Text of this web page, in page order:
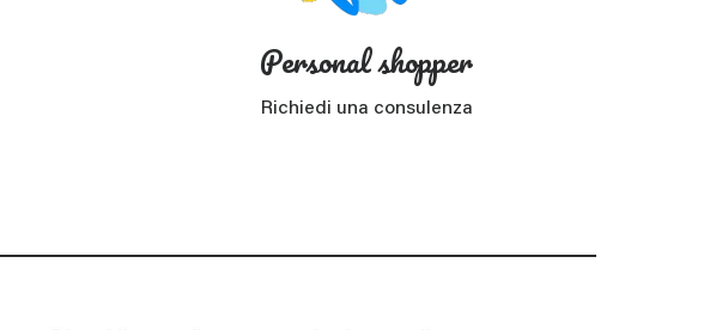
Personal shopper
Richiedi una consulenza